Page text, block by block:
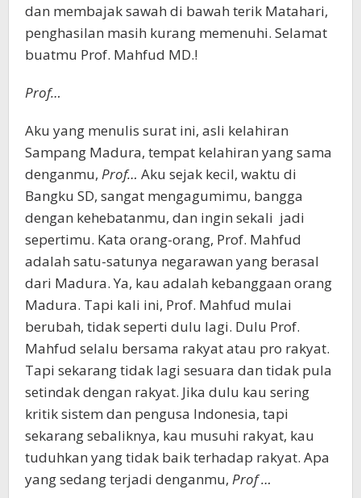
dan membajak sawah di bawah terik Matahari,
penghasilan masih kurang memenuhi. Selamat
buatmu Prof. Mahfud MD.!
Prof…
Aku yang menulis surat ini, asli kelahiran
Sampang Madura, tempat kelahiran yang sama
denganmu, Prof… Aku sejak kecil, waktu di
Bangku SD, sangat mengagumimu, bangga
dengan kehebatanmu, dan ingin sekali jadi
sepertimu. Kata orang-orang, Prof. Mahfud
adalah satu-satunya negarawan yang berasal
dari Madura. Ya, kau adalah kebanggaan orang
Madura. Tapi kali ini, Prof. Mahfud mulai
berubah, tidak seperti dulu lagi. Dulu Prof.
Mahfud selalu bersama rakyat atau pro rakyat.
Tapi sekarang tidak lagi sesuara dan tidak pula
setindak dengan rakyat. Jika dulu kau sering
kritik sistem dan pengusa Indonesia, tapi
sekarang sebaliknya, kau musuhi rakyat, kau
tuduhkan yang tidak baik terhadap rakyat. Apa
yang sedang terjadi denganmu, Prof …